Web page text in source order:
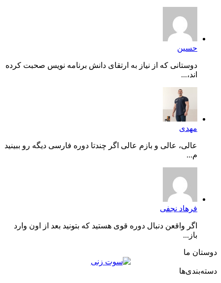
حسین
دوستانی که از نیاز به ارتقای دانش برنامه نویس صحبت کرده
اند،...
مهدی
عالی، عالی و بازم عالی اگر چندتا دوره فارسی دیگه رو ببینید
م...
فرهاد نجفی
اگر واقعن دنبال دوره قوی هستید که بتونید بعد از اون وارد
باز...
دوستان ما
دسته‌بندی‌ها